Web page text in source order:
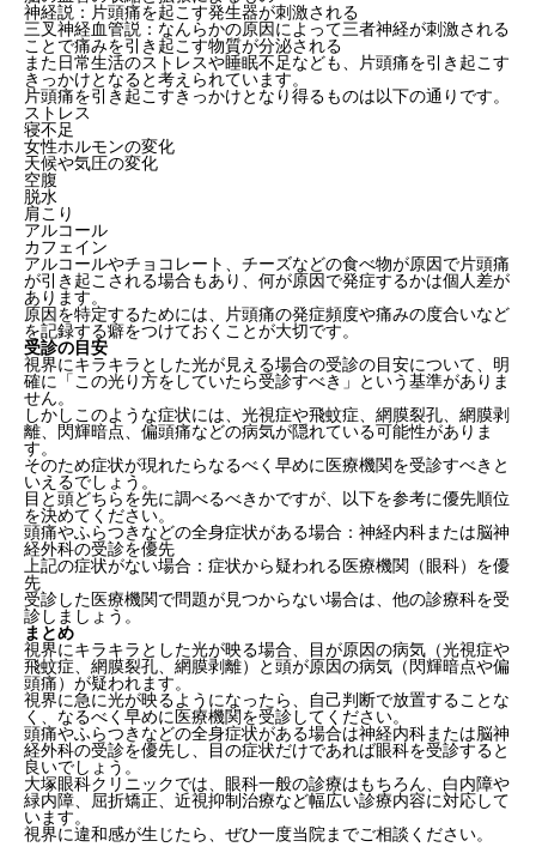
神経説：片頭痛を起こす発生器が刺激される
三叉神経血管説：なんらかの原因によって三者神経が刺激される
ことで痛みを引き起こす物質が分泌される
また日常生活のストレスや睡眠不足なども、片頭痛を引き起こす
きっかけとなると考えられています。
片頭痛を引き起こすきっかけとなり得るものは以下の通りです。
ストレス
寝不足
女性ホルモンの変化
天候や気圧の変化
空腹
脱水
肩こり
アルコール
カフェイン
アルコールやチョコレート、チーズなどの食べ物が原因で片頭痛
が引き起こされる場合もあり、何が原因で発症するかは個人差が
あります。
原因を特定するためには、片頭痛の発症頻度や痛みの度合いなど
を記録する癖をつけておくことが大切です。
受診の目安
視界にキラキラとした光が見える場合の受診の目安について、明
確に「この光り方をしていたら受診すべき」という基準がありま
せん。
しかしこのような症状には、光視症や飛蚊症、網膜裂孔、網膜剥
離、閃輝暗点、偏頭痛などの病気が隠れている可能性がありま
す。
そのため症状が現れたらなるべく早めに医療機関を受診すべき と
いえるでしょう。
目と頭どちらを先に調べるべきかですが、以下を参考に優先順位
を決めてください。
頭痛やふらつきなどの全身症状がある場合：神経内科または脳神
経外科の受診を優先
上記の症状がない場合：症状から疑われる医療機関（眼科）を優
先
受診した医療機関で問題が見つからない場合は、他の診療科を受
診しましょう。
まとめ
視界にキラキラとした光が映る場合、目が原因の病気（光視症や
飛蚊症、網膜裂孔、網膜剥離）と頭が原因の病気（閃輝暗点や偏
頭痛）が疑われます。
視界に急に光が映るようになったら、自己判断で放置することな
く、なるべく早めに医療機関を受診してください。
頭痛やふらつきなどの全身症状がある場合は神経内科または脳神
経外科の受診を優先し、目の症状だけであれば眼科を受診すると
良いでしょう。
大塚眼科クリニックでは、眼科一般の診療はもちろん、白内障や
緑内障、屈折矯正、近視抑制治療など幅広い診療内容に対応して
います。
視界に違和感が生じたら、ぜひ一度当院までご相談ください。
視界がキラキラするのは『目』か『頭』どちらかに原
因がある
目が原因の場合の病気
光視症
飛蚊症
網膜裂孔
網膜剥離
頭が原因の場合の病気
閃輝暗点
片頭痛
受診の目安